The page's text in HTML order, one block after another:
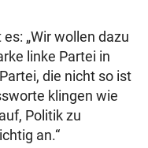
„Wir wollen dazu
linke Partei in
die nicht so ist
klingen wie
Politik zu
an.“